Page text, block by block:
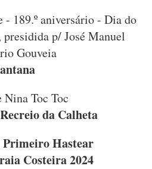
- 189.º aniversário - Dia do
presidida p/ José Manuel
Gouveia
Nina Toc Toc
da Calheta
Hastear
Costeira 2024